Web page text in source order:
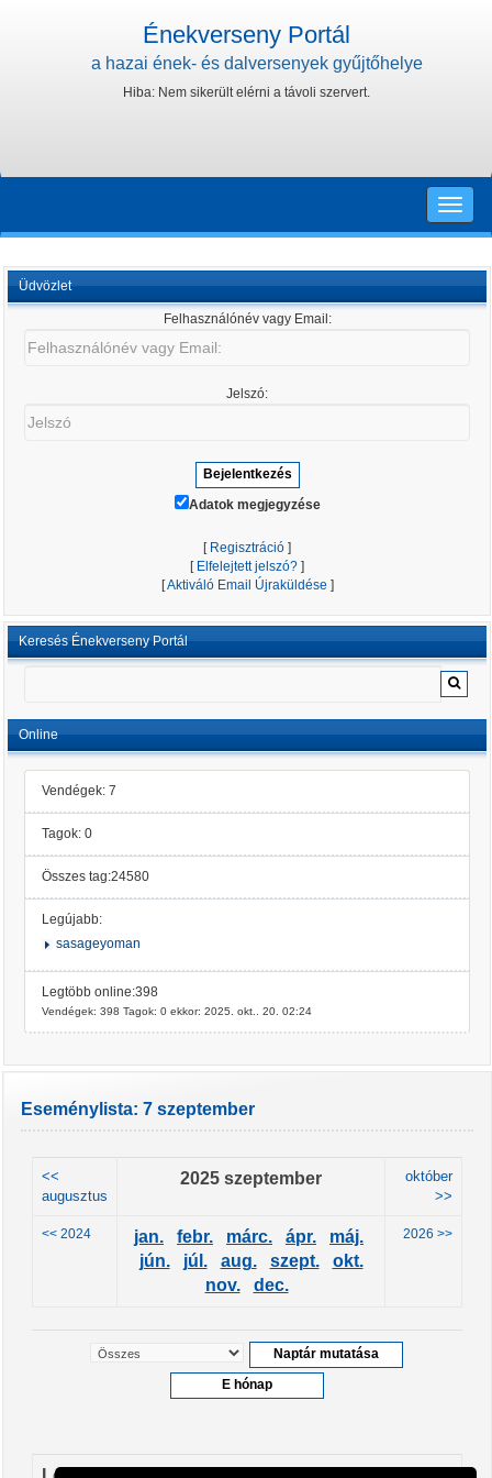
Énekverseny Portál
a hazai ének- és dalversenyek gyűjtőhelye
Hiba: Nem sikerült elérni a távoli szervert.
Toggle
Üdvözlet
Felhasználónév vagy Email:
Jelszó:
Adatok megjegyzése
[ Regisztráció ]
[ Elfelejtett jelszó? ]
[Aktiváló Email Újraküldése ]
Keresés Énekverseny Portál
Online
Vendégek: 7
Tagok: 0
Összes tag:24580
Legújabb:
sasageyoman
Legtöbb online:398
Vendégek: 398 Tagok: 0 ekkor: 2025. okt.. 20. 02:24
Eseménylista: 7 szeptember
<<
augusztus
2025 szeptember
október
>>
<< 2024 jan. febr. márc. ápr.
máj.
jún.
júl. aug. szept.
okt.
nov.
dec.
2026 >>